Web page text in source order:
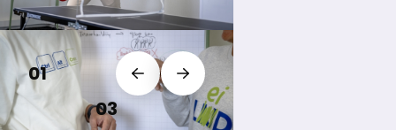
01 Vorige slideVolgende slide
03